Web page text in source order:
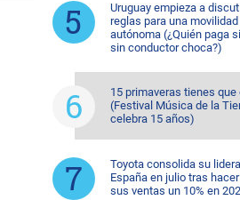
Uruguay empieza a
reglas para una movilidad
autónoma (¿Quién paga
sin conductor choca?)
15 primaveras tienes que
(Festival Música de la
celebra 15 años)
Toyota consolida su
España en julio tras
sus ventas un 10% en